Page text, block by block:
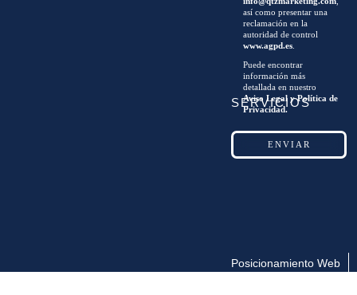
así como presentar una
reclamación en la
autoridad de control
www.agpd.es
Puede encontrar
información más
detallada en nuestro
Aviso Legal y Política de
Privacidad.
SERVICIOS
Posicionamiento Web